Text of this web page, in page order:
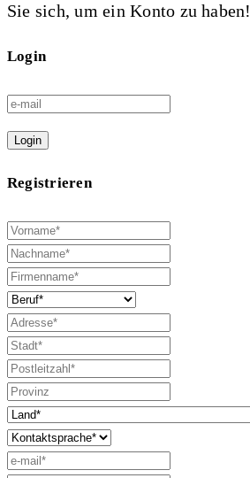
Sie sich, um ein Konto zu haben!
Login
Login
Registrieren